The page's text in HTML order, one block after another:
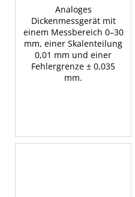
Analoges
Dickenmessgerät mit
einem Messbereich 0–30
mm, einer Skalenteilung
0,01 mm und einer
Fehlergrenze ± 0,035
mm.